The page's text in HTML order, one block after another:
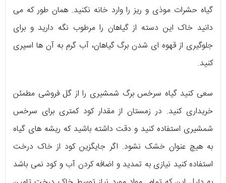
گیاه حشرات موذی و ریز را وارد خانه نکنید. همان طور که می
دانید خاک این دسته از گیاهان را مرطوب نگه دارید و برای
جلوگیری از قهوه ای شدن برگ گیاهان، آب گرم به آن ها اسپری
کنید.
سعی کنید گیاه سرخس برگ شمشیری را از گل فروشی مطمئن
خریداری کنید. در زمستان از مقدار کود کمتری برای سرخس
شمشیری استفاده کنید و دقت داشته باشید که ریشه های گیاه
به هیچ عنوان خشک نشود. اگر جایگزین کود از خاک درخت
استفاده کنید نیازی به تمدید و اضافه کردن آب و کود نمی باشد